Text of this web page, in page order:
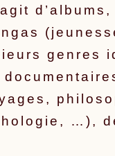
genres
…),